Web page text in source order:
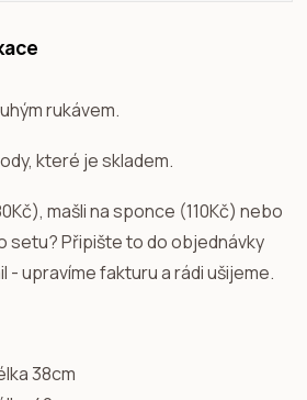
rukávem.
které je skladem.
mašli na sponce (110Kč) nebo
setu? Připište to do objednávky
- upravíme fakturu a rádi ušijeme.
38cm